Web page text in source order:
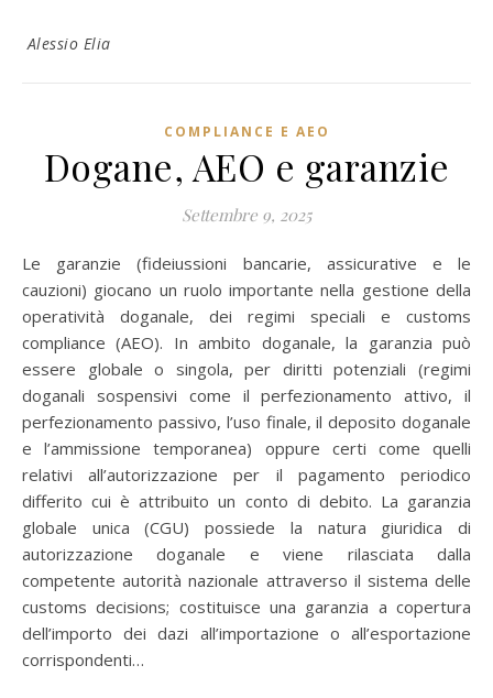
Alessio Elia
COMPLIANCE E AEO
Dogane, AEO e garanzie
Settembre 9, 2025
Le garanzie (fideiussioni bancarie, assicurative e le
cauzioni) giocano un ruolo importante nella gestione della
operatività doganale, dei regimi speciali e customs
compliance (AEO). In ambito doganale, la garanzia può
essere globale o singola, per diritti potenziali (regimi
doganali sospensivi come il perfezionamento attivo, il
perfezionamento passivo, l’uso finale, il deposito doganale
e l’ammissione temporanea) oppure certi come quelli
relativi all’autorizzazione per il pagamento periodico
differito cui è attribuito un conto di debito. La garanzia
globale unica (CGU) possiede la natura giuridica di
autorizzazione doganale e viene rilasciata dalla
competente autorità nazionale attraverso il sistema delle
customs decisions; costituisce una garanzia a copertura
dell’importo dei dazi all’importazione o all’esportazione
corrispondenti…